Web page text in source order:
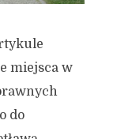
miejsca w
do